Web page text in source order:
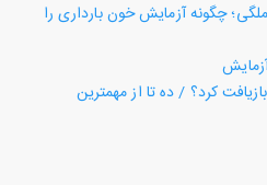
چگونه آزمایش خون بارداری را
کرد؟ / ده تا از مهمترین